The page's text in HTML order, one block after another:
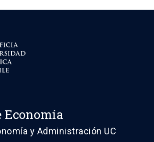
y Administración UC